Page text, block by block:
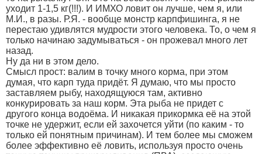
уходит 1-1,5 кг(!!!). И ИМХО ловит он лучше, чем я, или
М.И., в разы. Р.Я. - вообще монстр карпфишинга, я не
перестаю удивлятся мудрости этого человека. То, о чем я
только начинаю задумываться - он прожевал много лет
назад.
Ну да ни в этом дело.
Смысл прост: валим в точку много корма, при этом
думая, что карп туда придёт. Я думаю, что мы просто
заставляем рыбу, находящуюся там, активно
конкурировать за наш корм. Эта рыба не придет с
другого конца водоёма. И никакая прикормка её на этой
точке не удержит, если ей захочется уйти (по каким - то
только ей понятным причинам). И тем более мы сможем
более эффективно её ловить, используя просто очень